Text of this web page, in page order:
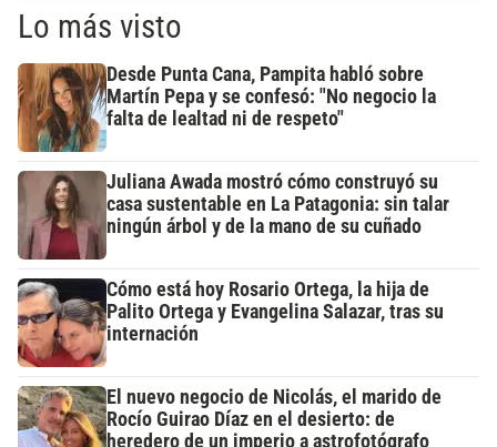
Lo más visto
Desde Punta Cana, Pampita habló sobre
Martín Pepa y se confesó: "No negocio la
falta de lealtad ni de respeto"
Juliana Awada mostró cómo construyó su
casa sustentable en La Patagonia: sin talar
ningún árbol y de la mano de su cuñado
Cómo está hoy Rosario Ortega, la hija de
Palito Ortega y Evangelina Salazar, tras su
internación
El nuevo negocio de Nicolás, el marido de
Rocío Guirao Díaz en el desierto: de
heredero de un imperio a astrofotógrafo